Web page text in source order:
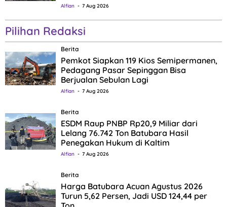
Alfian 7 Aug 2026
Pilihan Redaksi
Berita
Pemkot Siapkan 119 Kios Semipermanen,
Pedagang Pasar Sepinggan Bisa
Berjualan Sebulan Lagi
Alfian 7 Aug 2026
Berita
ESDM Raup PNBP Rp20,9 Miliar dari
Lelang 76.742 Ton Batubara Hasil
Penegakan Hukum di Kaltim
Alfian 7 Aug 2026
Berita
Harga Batubara Acuan Agustus 2026
Turun 5,62 Persen, Jadi USD 124,44 per